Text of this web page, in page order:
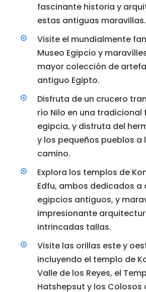
fascinante historia y
estas antiguas maravillas.
Visite el mundialmente
Museo Egipcio y
mayor colección de
antiguo Egipto.
Disfruta de un crucero
río Nilo en una tradicional
egipcia, y disfruta del
y los pequeños pueblos a
camino.
Explora los templos de
Edfu, ambos dedicados a
egipcios antiguos, y
impresionante
intrincadas tallas.
Visite las orillas este y
incluyendo el templo de
Valle de los Reyes, el
Hatshepsut y los Colosos